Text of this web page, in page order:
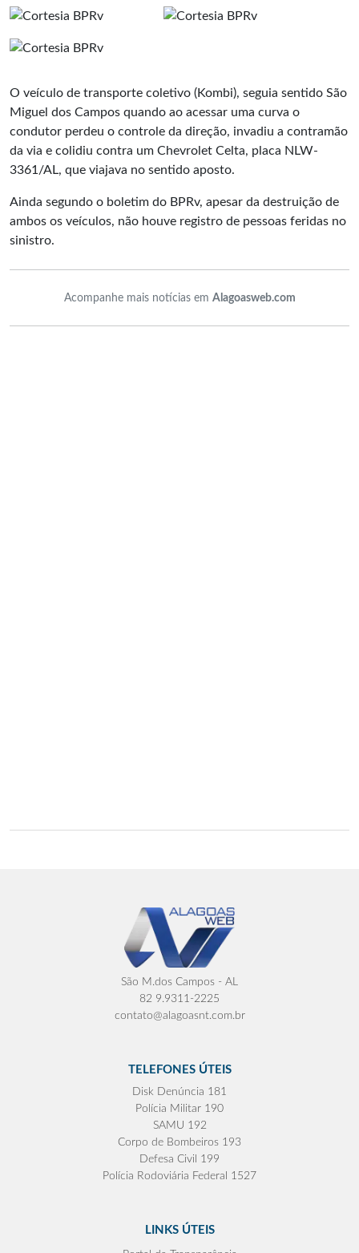
O veículo de transporte coletivo (Kombi), seguia sentido São
Miguel dos Campos quando ao acessar uma curva o
condutor perdeu o controle da direção, invadiu a contramão
da via e colidiu contra um Chevrolet Celta, placa NLW-
3361/AL, que viajava no sentido aposto.
Ainda segundo o boletim do BPRv, apesar da destruição de
ambos os veículos, não houve registro de pessoas feridas no
sinistro.
Acompanhe mais notícias em Alagoasweb.com
São M.dos Campos - AL
82 9.9311-2225
contato@alagoasnt.com.br
TELEFONES ÚTEIS
Disk Denúncia 181
Polícia Militar 190
SAMU 192
Corpo de Bombeiros 193
Defesa Civil 199
Polícia Rodoviária Federal 1527
LINKS ÚTEIS